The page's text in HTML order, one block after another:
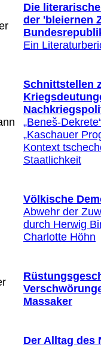
Die
der 'bleiernen
Ein
Schnittstellen
„Beneš-
„Kaschauer
Kontext
Staatlichkeit
Völkische
Abwehr der
durch Herwig
Charlotte Höhn
Massaker
Der Alltag des